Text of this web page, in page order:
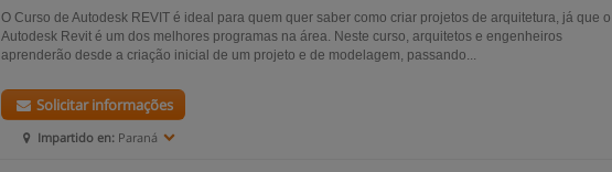
O Curso de Autodesk REVIT é ideal para quem quer saber como criar projetos de arquitetura, já que o
Autodesk Revit é um dos melhores programas na área. Neste curso, arquitetos e engenheiros
aprenderão desde a criação inicial de um projeto e de modelagem, passando...
Impartido en: Paraná
Solicitar informações